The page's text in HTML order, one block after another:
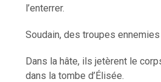
l’enterrer.
Soudain, des troupes
Dans la hâte, ils jetèrent le
dans la tombe d’Élisée.